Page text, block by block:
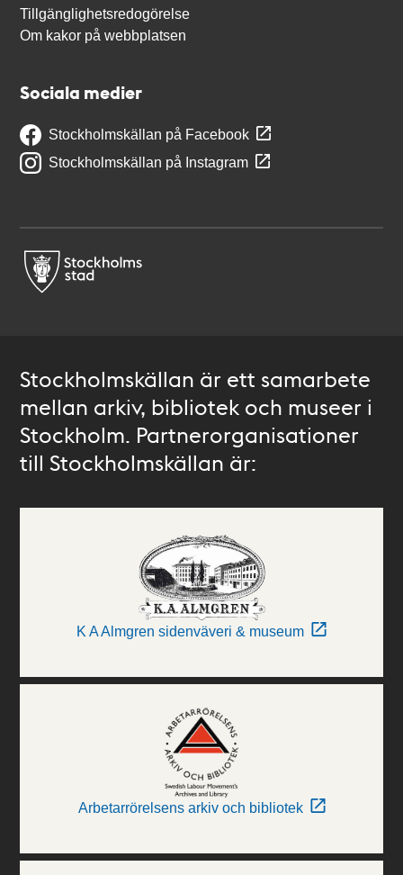
Tillgänglighetsredogörelse
Om kakor på webbplatsen
Sociala medier
Stockholmskällan på Facebook
Stockholmskällan på Instagram
Stockholmskällan är ett samarbete
mellan arkiv, bibliotek och museer i
Stockholm. Partnerorganisationer
till Stockholmskällan är:
K A Almgren sidenväveri & museum
Arbetarrörelsens arkiv och bibliotek